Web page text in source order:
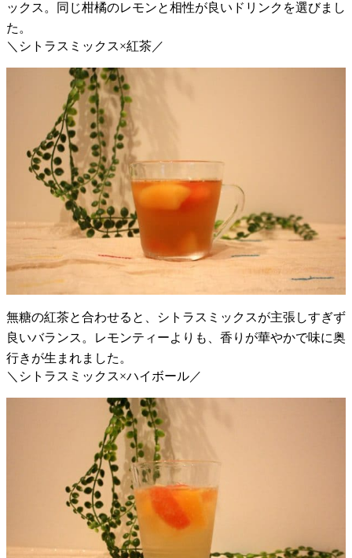
ックス。同じ柑橘のレモンと相性が良いドリンクを選びまし
た。
＼シトラスミックス×紅茶／
無糖の紅茶と合わせると、シトラスミックスが主張しすぎず
良いバランス。レモンティーよりも、香りが華やかで味に奥
行きが生まれました。
＼シトラスミックス×ハイボール／